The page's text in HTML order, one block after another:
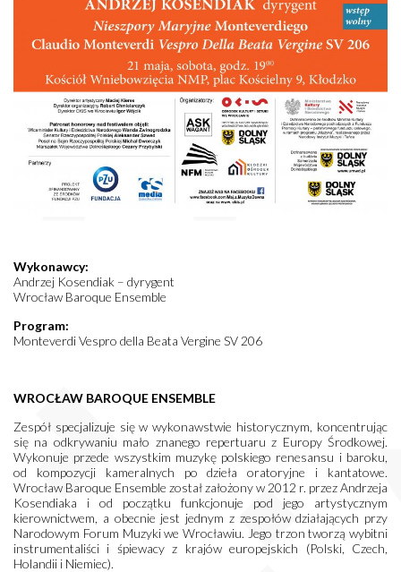
Wykonawcy:
Andrzej Kosendiak – dyrygent
Wrocław Baroque Ensemble
Program:
Monteverdi Vespro della Beata Vergine SV 206
WROCŁAW BAROQUE ENSEMBLE
Zespół specjalizuje się w wykonawstwie historycznym, koncentrując
się na odkrywaniu mało znanego repertuaru z Europy Środkowej.
Wykonuje przede wszystkim muzykę polskiego renesansu i baroku,
od kompozycji kameralnych po dzieła oratoryjne i kantatowe.
Wrocław Baroque Ensemble został założony w 2012 r. przez Andrzeja
Kosendiaka i od początku funkcjonuje pod jego artystycznym
kierownictwem, a obecnie jest jednym z zespołów działających przy
Narodowym Forum Muzyki we Wrocławiu. Jego trzon tworzą wybitni
instrumentaliści i śpiewacy z krajów europejskich (Polski, Czech,
Holandii i Niemiec).